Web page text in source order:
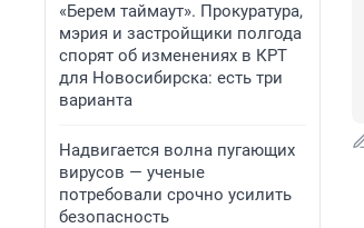
«Берем таймаут». Прокуратура,
мэрия и застройщики полгода
спорят об изменениях в КРТ
для Новосибирска: есть три
варианта
Надвигается волна пугающих
вирусов — ученые
потребовали срочно усилить
безопасность